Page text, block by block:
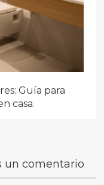
Guía para
casa.
un comentario